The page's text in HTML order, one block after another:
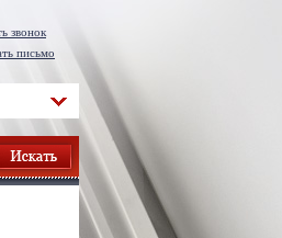
звонок
письмо